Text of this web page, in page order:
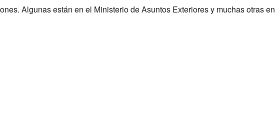
Algunas están en el Ministerio de Asuntos Exteriores y muchas otras en